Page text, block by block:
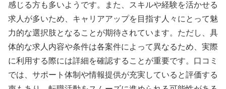
感じる方も多いようです。また、スキルや経験を活かせる
求人が多いため、キャリアアップを目指す人々にとって魅
力的な選択肢となることが期待されています。ただし、具
体的な求人内容や条件は各案件によって異なるため、実際
に利用する際には詳細を確認することが重要です。口コミ
では、サポート体制や情報提供が充実していると評価する